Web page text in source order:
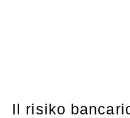
Il risiko